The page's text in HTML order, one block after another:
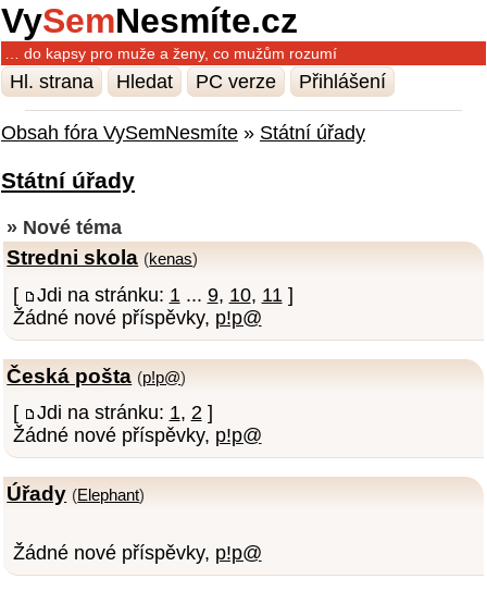
VySemNesmíte.cz
… do kapsy pro muže a ženy, co mužům rozumí
Hl. strana Hledat PC verze Přihlášení
Obsah fóra VySemNesmíte » Státní úřady
Státní úřady
» Nové téma
Stredni skola (kenas)
[ Jdi na stránku: 1 ... 9, 10, 11 ]
Žádné nové příspěvky, p!p@
Česká pošta (p!p@)
[ Jdi na stránku: 1, 2]
Žádné nové příspěvky, p!p@
Úřady (Elephant)
Žádné nové příspěvky, p!p@